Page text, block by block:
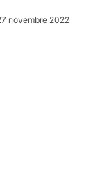
novembre 2022